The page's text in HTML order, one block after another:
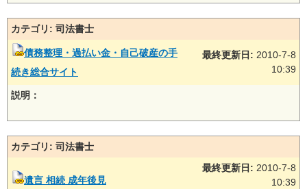
カテゴリ: 司法書士
債務整理・過払い金・自己破産の手
続き総合サイト
最終更新日: 2010-7-8
10:39
説明：
カテゴリ: 司法書士
遺言 相続 成年後見
最終更新日: 2010-7-8
10:39